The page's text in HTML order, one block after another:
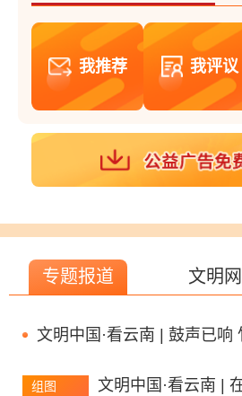
我推荐 我评议
专题报道 文明
文明中国·看云南 | 鼓声已响
组图 文明中国·看云南 |